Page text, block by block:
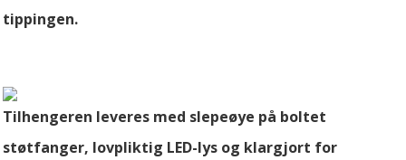
tippingen.
Tilhengeren leveres med slepeøye på boltet
støtfanger, lovpliktig LED-lys og klargjort for